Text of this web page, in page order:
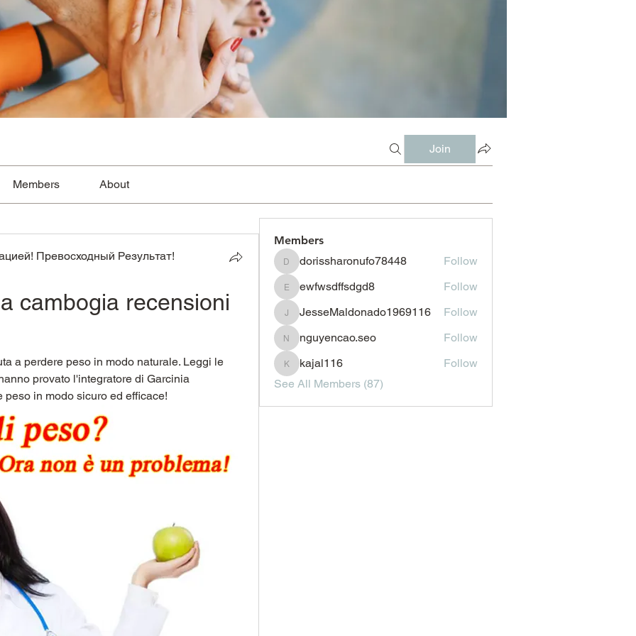
Join
Members About
Превосходный Результат!
cambogia recensioni
a perdere peso in modo naturale. Leggi le
provato l'integratore di Garcinia
in modo sicuro ed efficace!
Members
dorissharonufo78448
dorissharonufo78448 Follow
ewfwsdffsdgd8
ewfwsdffsdgd8 Follow
JesseMaldonado1969116
JesseMaldonado1969116 Follow
nguyencao.seo
nguyencao.seo Follow
kajal116
kajal116
Follow
See All Members (87)